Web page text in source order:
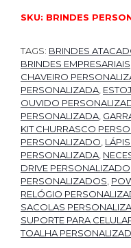
SKU: BRINDES
TAGS: BRINDES
BRINDES EMPRESARIAIS
CHAVEIRO
PERSONALIZADA
OUVIDO
PERSONALIZADA
KIT CHURRASCO
PERSONALIZADO
PERSONALIZADA
DRIVE PERSONALIZADO
PERSONALIZADOS
RELÓGIO
SACOLAS
SUPORTE PARA
TOALHA